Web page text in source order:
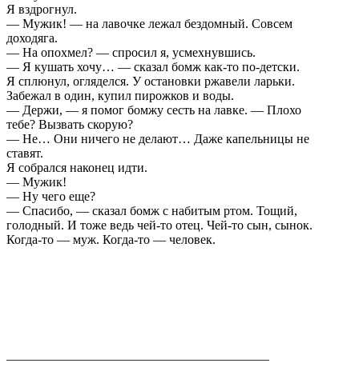
Я вздрогнул.
— Мужик! — на лавочке лежал бездомный. Совсем
доходяга.
— На опохмел? — спросил я, усмехнувшись.
— Я кушать хочу… — сказал бомж как-то по-детски.
Я сплюнул, огляделся. У остановки ржавели ларьки.
Забежал в один, купил пирожков и воды.
— Держи, — я помог бомжу сесть на лавке. — Плохо
тебе? Вызвать скорую?
— Не… Они ничего не делают… Даже капельницы не
ставят.
Я собрался наконец идти.
— Мужик!
— Ну чего еще?
— Спасибо, — сказал бомж с набитым ртом. Тощий,
голодный. И тоже ведь чей-то отец. Чей-то сын, сынок.
Когда-то — муж. Когда-то — человек.